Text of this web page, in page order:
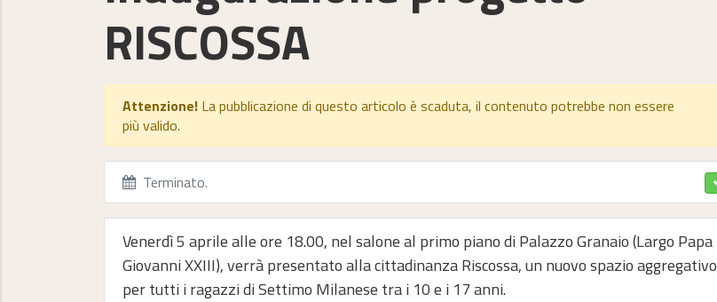
RISCOSSA
Attenzione! La pubblicazione di questo articolo è scaduta, il contenuto potrebbe non essere
più valido.
Terminato.
Venerdì 5 aprile alle ore 18.00, nel salone al primo piano di Palazzo Granaio (Largo Papa
Giovanni XXIII), verrà presentato alla cittadinanza Riscossa, un nuovo spazio aggregativo
per tutti i ragazzi di Settimo Milanese tra i 10 e i 17 anni.